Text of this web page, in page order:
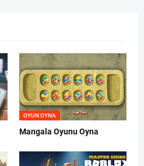
OYUN OYNA
Mangala Oyunu Oyna